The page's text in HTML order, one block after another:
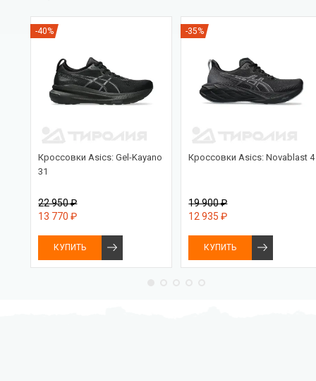
-40%
Кроссовки Asics: Gel-Kayano
31
22 950 ₽
13 770 ₽
КУПИТЬ
-35%
Кроссовки Asics: Novablast 4
19 900 ₽
12 935 ₽
КУПИТЬ